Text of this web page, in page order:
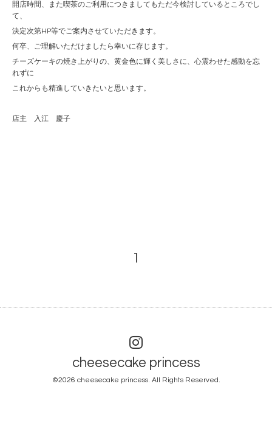
開店時間、また喫茶のご利用につきましてもただ今検討しているところでし
て、
決定次第HP等でご案内させていただきます。
何卒、ご理解いただけましたら幸いに存じます。
チーズケーキの焼き上がりの、黄金色に輝く美しさに、心震わせた感動を忘
れずに
これからも精進していきたいと思います。
店主 入江 慶子
1
cheesecake princess
©2026 cheesecake princess. All Rights Reserved.